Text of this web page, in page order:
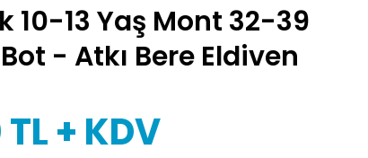
10-13 Yaş Mont 32-39
- Atkı Bere Eldiven
TL + KDV